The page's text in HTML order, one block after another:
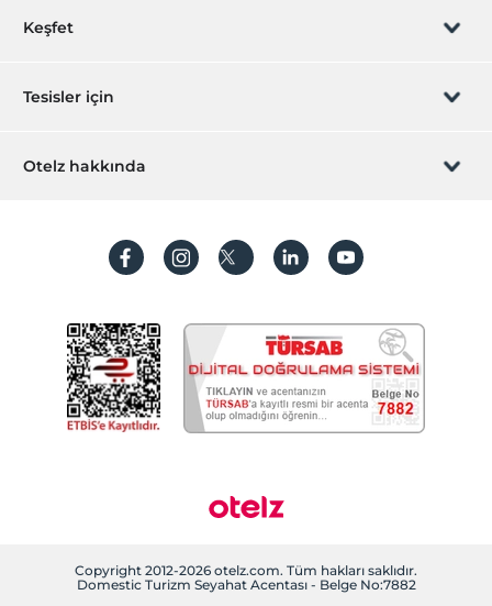
Rezervasyon yönet
Sıkça sorulan sorular
İşlem rehberi
Keşfet
Hediye Kart
Hesap oluştur
Tesisler için
Hemen tesisinizi ekleyin
Otelz hakkında
Koşullar ve şartlar
Aydınlatma metni
Çerez politikamız
Copyright 2012-2026 otelz.com. Tüm hakları saklıdır.
Domestic Turizm Seyahat Acentası - Belge No:7882